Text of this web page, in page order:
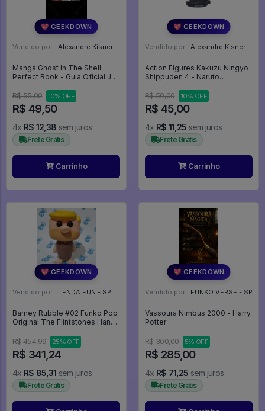
💖 GEEKDOWN
Vendido por: Alexandre Kisner - PR
Mangá Ghost In The Shell
Perfect Book - Guia Oficial Jbc
R$ 55,00
10% OFF
R$ 49,50
4x R$ 12,38 sem juros
Frete Grátis
Carrinho
💖 GEEKDOWN
Vendido por: Alexandre Kisner - PR
Action Figures Kakuzu Ningyo
Shippuden 4 - Naruto
R$ 50,00
10% OFF
R$ 45,00
4x R$ 11,25 sem juros
Frete Grátis
Carrinho
💖 GEEKDOWN
Vendido por: TENDA FUN - SP
Barney Rubble #02 Funko Pop
Original The Flintstones Hanna
Hanna-barbera - #2 - Funko
R$ 454,99 25% OFF
R$ 341,24
4x R$ 85,31 sem juros
Frete Grátis
💖 GEEKDOWN
Vendido por: FUNKO VERSE - SP
Vassoura Nimbus 2000 - Harry
Potter
R$ 300,00 5% OFF
R$ 285,00
4x R$ 71,25 sem juros
Frete Grátis